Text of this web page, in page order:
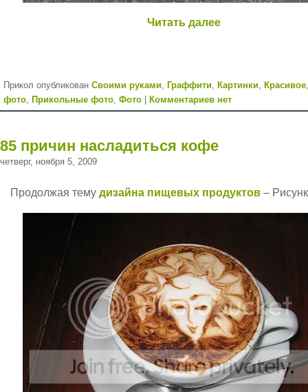
Читать далее
Прикол опубликован Cвоими руками, Граффити, Картинки, Красивое
фото, Прикольные фото, Фото Комментариев нет
85 причин насладиться кофе
четверг, ноября 5, 2009
Продолжая тему дизайна пищевых продуктов–